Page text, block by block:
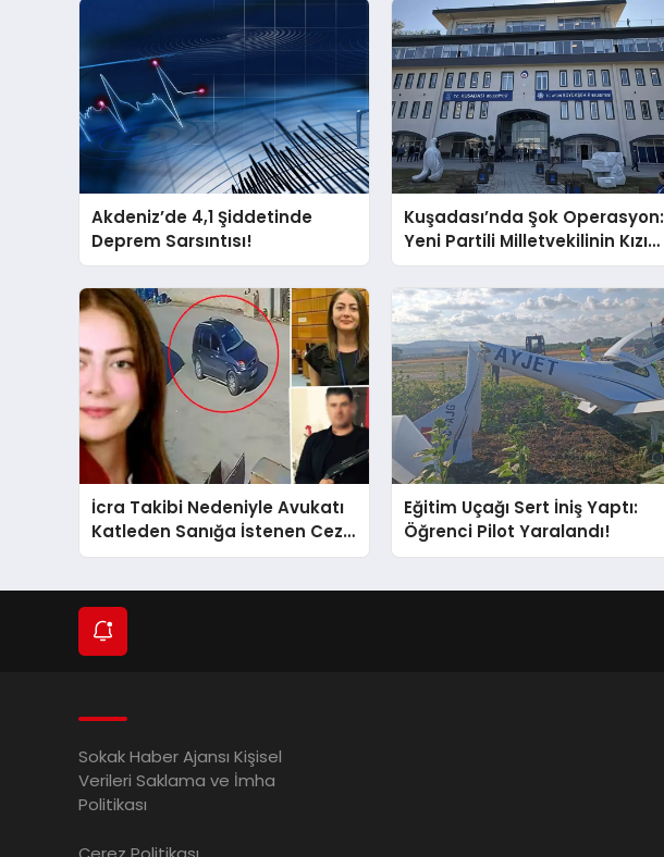
Akdeniz’de 4,1 Şiddetinde
Deprem Sarsıntısı!
Kuşadası’nda Şok Operasyon:
Yeni Partili Milletvekilinin Kızı
ve Damadı Gözaltında!
İcra Takibi Nedeniyle Avukatı
Katleden Sanığa İstenen Ceza
Belli Oldu!
Eğitim Uçağı Sert İniş Yaptı:
Öğrenci Pilot Yaralandı!
Sokak Haber Ajansı Kişisel
Verileri Saklama ve İmha
Politikası